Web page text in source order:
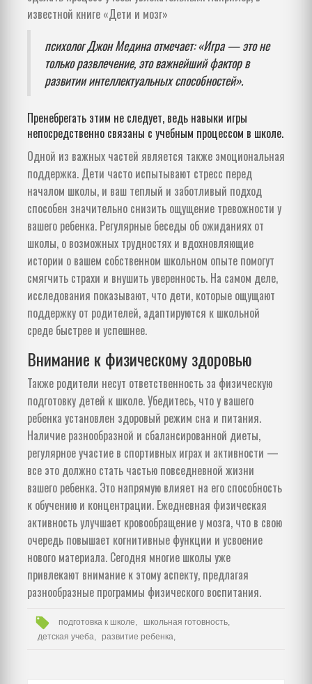
известной книге «Дети и мозг»
психолог Джон Медина отмечает: «Игра — это не
только развлечение, это важнейший фактор в
развитии интеллектуальных способностей».
Пренебрегать этим не следует, ведь навыки игры
непосредственно связаны с учебным процессом в школе.
Одной из важных частей является также эмоциональная
поддержка. Дети часто испытывают стресс перед
началом школы, и ваш теплый и заботливый подход
способен значительно снизить ощущение тревожности у
вашего ребенка. Регулярные беседы об ожиданиях от
школы, о возможных трудностях и вдохновляющие
истории о вашем собственном школьном опыте помогут
смягчить страхи и внушить уверенность. На самом деле,
исследования показывают, что дети, которые ощущают
поддержку от родителей, адаптируются к школьной
среде быстрее и успешнее.
Внимание к физическому здоровью
Также родители несут ответственность за физическую
подготовку детей к школе. Убедитесь, что у вашего
ребенка установлен здоровый режим сна и питания.
Наличие разнообразной и сбалансированной диеты,
регулярное участие в спортивных играх и активности —
все это должно стать частью повседневной жизни
вашего ребенка. Это напрямую влияет на его способность
к обучению и концентрации. Ежедневная физическая
активность улучшает кровообращение у мозга, что в свою
очередь повышает когнитивные функции и усвоение
нового материала. Сегодня многие школы уже
привлекают внимание к этому аспекту, предлагая
разнообразные программы физического воспитания.
подготовка к школе,
школьная готовность,
детская учеба,
развитие ребенка,